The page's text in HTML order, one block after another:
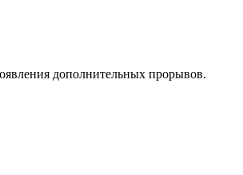
дополнительных прорывов.